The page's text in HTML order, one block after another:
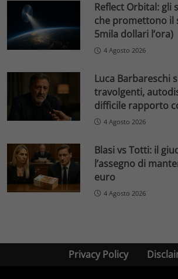
Reflect Orbital: gli
che promettono il
5mila dollari l’ora)
4 Agosto 2026
Luca Barbareschi
travolgenti,
difficile rapporto
4 Agosto 2026
Blasi vs Totti: il
l’assegno di
euro
4 Agosto 2026
Privacy Policy